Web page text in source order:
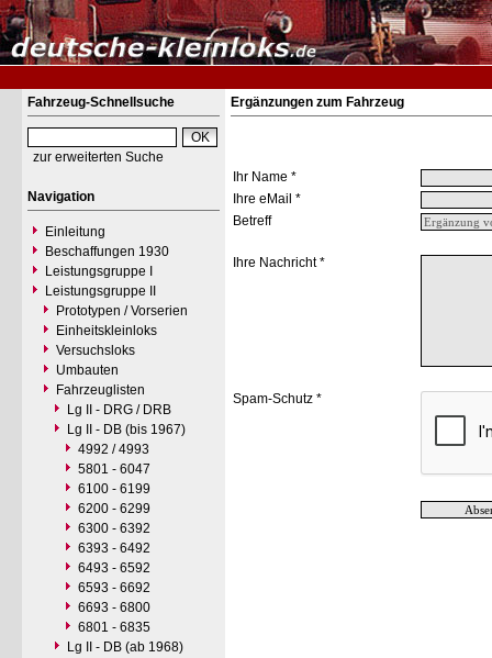
Fahrzeug-Schnellsuche
zur erweiterten Suche
Navigation
Einleitung
Beschaffungen 1930
Leistungsgruppe I
Leistungsgruppe II
Prototypen / Vorserien
Einheitskleinloks
Versuchsloks
Umbauten
Fahrzeuglisten
Lg II - DRG / DRB
Lg II - DB (bis 1967)
4992 / 4993
5801 - 6047
6100 - 6199
6200 - 6299
6300 - 6392
6393 - 6492
6493 - 6592
6593 - 6692
6693 - 6800
6801 - 6835
Lg II - DB (ab 1968)
Ergänzungen zum Fahrzeug
Ihr Name *
Ihre eMail *
Betreff
Ihre Nachricht *
Spam-Schutz *